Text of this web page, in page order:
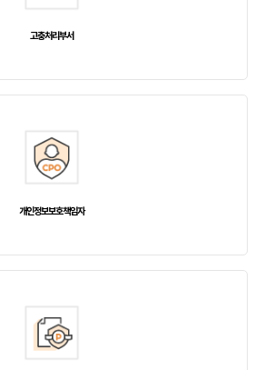
고충처리부서
개인정보보호책임자